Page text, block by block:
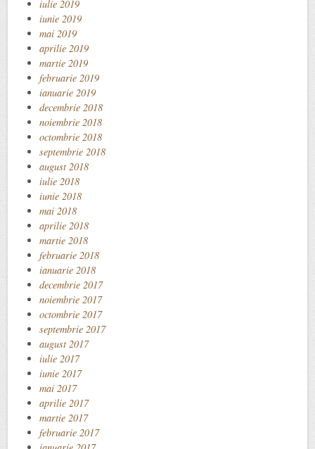
iulie 2019
iunie 2019
mai 2019
aprilie 2019
martie 2019
februarie 2019
ianuarie 2019
decembrie 2018
noiembrie 2018
octombrie 2018
septembrie 2018
august 2018
iulie 2018
iunie 2018
mai 2018
aprilie 2018
martie 2018
februarie 2018
ianuarie 2018
decembrie 2017
noiembrie 2017
octombrie 2017
septembrie 2017
august 2017
iulie 2017
iunie 2017
mai 2017
aprilie 2017
martie 2017
februarie 2017